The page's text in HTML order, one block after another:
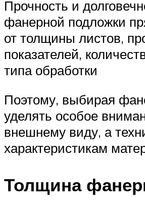
Прочность и
фанерной подложки
от толщины листов,
показателей,
типа обработки
Поэтому, выбирая
уделять особое
внешнему виду, а
характеристикам
Толщина